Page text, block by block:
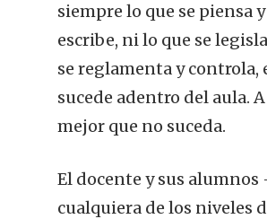
siempre lo que se piensa y
escribe, ni lo que se
se reglamenta y controla,
sucede adentro del aula. A
mejor que no suceda.
El docente y sus alumnos
cualquiera de los niveles